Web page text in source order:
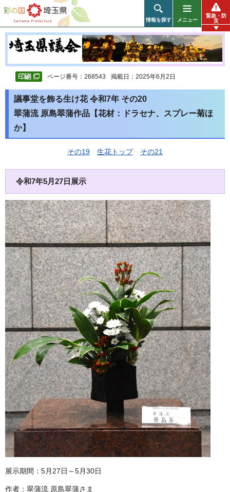
彩の国 埼玉県
情報を探す メニュー
緊急・防
災
ページ番号：268543 掲載日：2025年6月2日
議事堂を飾る生け花 令和7年 その20
翠蒲流 原島翠蒲作品【花材：ドラセナ、スプレー菊ほ
か】
その19 生花トップ その21
令和7年5月27日展示
展示期間：5月27日～5月30日
作者：翠蒲流 原島翠蒲さま